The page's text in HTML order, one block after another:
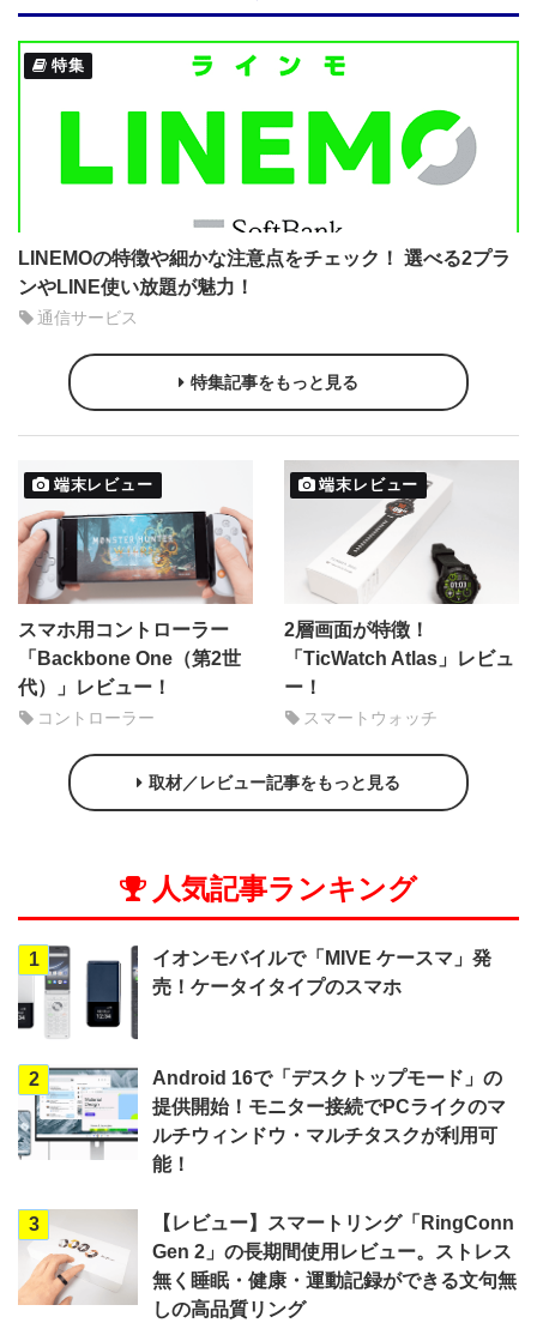
特集
LINEMOの特徴や細かな注意点をチェック！ 選べる2プラ
ンやLINE使い放題が魅力！
通信サービス
特集記事をもっと見る
端末レビュー
スマホ用コントローラー
「Backbone One（第2世
代）」レビュー！
コントローラー
端末レビュー
2層画面が特徴！
「TicWatch Atlas」レビュ
ー！
スマートウォッチ
取材／レビュー記事をもっと見る
人気記事ランキング
1
イオンモバイルで「MIVE ケースマ」発
売！ケータイタイプのスマホ
2
Android 16で「デスクトップモード」の
提供開始！モニター接続でPCライクのマ
ルチウィンドウ・マルチタスクが利用可
能！
3
【レビュー】スマートリング「RingConn
Gen 2」の長期間使用レビュー。ストレス
無く睡眠・健康・運動記録ができる文句無
しの高品質リング